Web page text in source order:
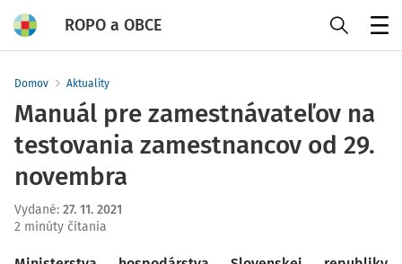
ROPO a OBCE
Domov Aktuality
Manuál pre zamestnávateľov na
testovania zamestnancov od 29.
novembra
Vydané: 27. 11. 2021
2 minúty čítania